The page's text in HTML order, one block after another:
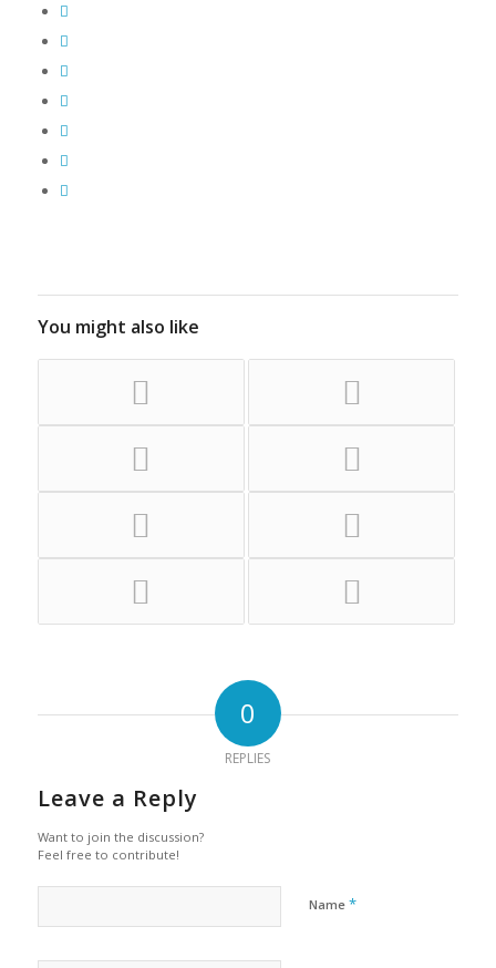
You might also like
0
REPLIES
Leave a Reply
Want to join the discussion?
Feel free to contribute!
Name *